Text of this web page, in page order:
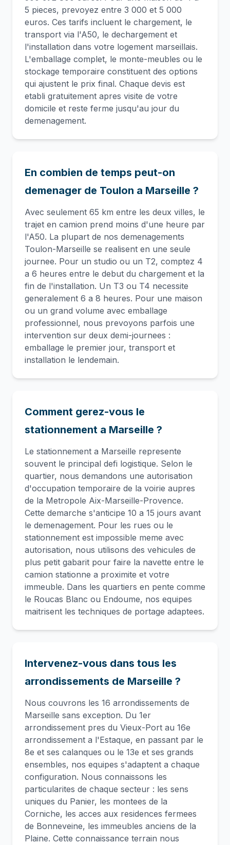
5 pieces, prevoyez entre 3 000 et 5 000
euros. Ces tarifs incluent le chargement, le
transport via l'A50, le dechargement et
l'installation dans votre logement marseillais.
L'emballage complet, le monte-meubles ou le
stockage temporaire constituent des options
qui ajustent le prix final. Chaque devis est
etabli gratuitement apres visite de votre
domicile et reste ferme jusqu'au jour du
demenagement.
En combien de temps peut-on
demenager de Toulon a Marseille ?
Avec seulement 65 km entre les deux villes, le
trajet en camion prend moins d'une heure par
l'A50. La plupart de nos demenagements
Toulon-Marseille se realisent en une seule
journee. Pour un studio ou un T2, comptez 4
a 6 heures entre le debut du chargement et la
fin de l'installation. Un T3 ou T4 necessite
generalement 6 a 8 heures. Pour une maison
ou un grand volume avec emballage
professionnel, nous prevoyons parfois une
intervention sur deux demi-journees :
emballage le premier jour, transport et
installation le lendemain.
Comment gerez-vous le
stationnement a Marseille ?
Le stationnement a Marseille represente
souvent le principal defi logistique. Selon le
quartier, nous demandons une autorisation
d'occupation temporaire de la voirie aupres
de la Metropole Aix-Marseille-Provence.
Cette demarche s'anticipe 10 a 15 jours avant
le demenagement. Pour les rues ou le
stationnement est impossible meme avec
autorisation, nous utilisons des vehicules de
plus petit gabarit pour faire la navette entre le
camion stationne a proximite et votre
immeuble. Dans les quartiers en pente comme
le Roucas Blanc ou Endoume, nos equipes
maitrisent les techniques de portage adaptees.
Intervenez-vous dans tous les
arrondissements de Marseille ?
Nous couvrons les 16 arrondissements de
Marseille sans exception. Du 1er
arrondissement pres du Vieux-Port au 16e
arrondissement a l'Estaque, en passant par le
8e et ses calanques ou le 13e et ses grands
ensembles, nos equipes s'adaptent a chaque
configuration. Nous connaissons les
particularites de chaque secteur : les sens
uniques du Panier, les montees de la
Corniche, les acces aux residences fermees
de Bonneveine, les immeubles anciens de la
Plaine. Cette connaissance terrain nous